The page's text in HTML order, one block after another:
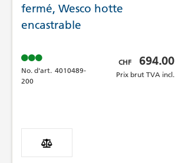
fermé, Wesco hotte
encastrable
Prix brut TVA incl.
CHF 694.00
Prix brut TVA incl.
No. d'art. 4010489-
200